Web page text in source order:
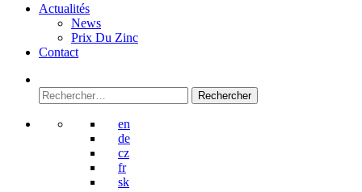
Actualités
News
Prix Du Zinc
Contact
Rechercher :
en
de
cz
fr
sk